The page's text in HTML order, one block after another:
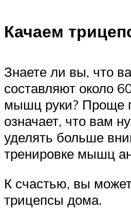
Качаем
Знаете ли вы, что
составляют около
мышц руки? Проще
означает, что вам
уделять больше
тренировке мышц
К счастью, вы
трицепсы дома.